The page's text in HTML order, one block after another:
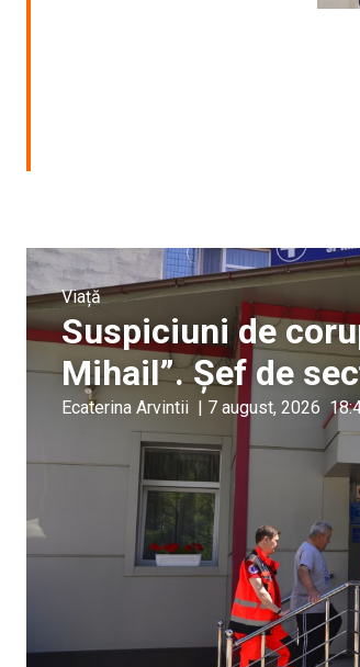
Viață
Suspiciuni de
Mihail”. Șef de
Ecaterina Arvintii 7 august, 2026